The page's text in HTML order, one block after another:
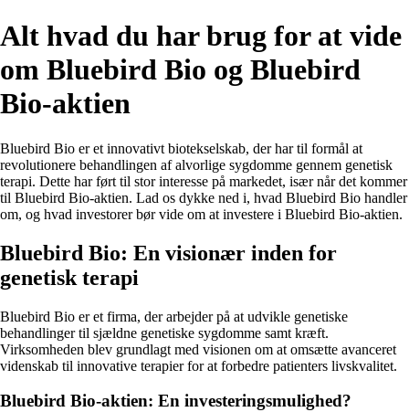
Alt hvad du har brug for at vide
om Bluebird Bio og Bluebird
Bio-aktien
Bluebird Bio er et innovativt biotekselskab, der har til formål at
revolutionere behandlingen af alvorlige sygdomme gennem genetisk
terapi. Dette har ført til stor interesse på markedet, især når det kommer
til Bluebird Bio-aktien. Lad os dykke ned i, hvad Bluebird Bio handler
om, og hvad investorer bør vide om at investere i Bluebird Bio-aktien.
Bluebird Bio: En visionær inden for
genetisk terapi
Bluebird Bio er et firma, der arbejder på at udvikle genetiske
behandlinger til sjældne genetiske sygdomme samt kræft.
Virksomheden blev grundlagt med visionen om at omsætte avanceret
videnskab til innovative terapier for at forbedre patienters livskvalitet.
Bluebird Bio-aktien: En investeringsmulighed?